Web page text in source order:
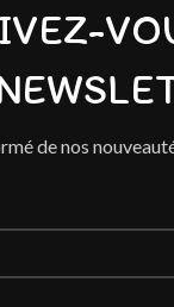
de nos
Publié par